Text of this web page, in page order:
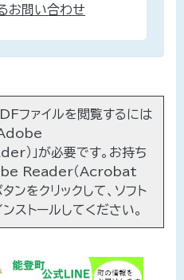
お問い合わせ
ファイルを閲覧するには
Adobe
」が必要です。お持ち
Reader（Acrobat
ンをクリックして、ソフト
ストールしてください。